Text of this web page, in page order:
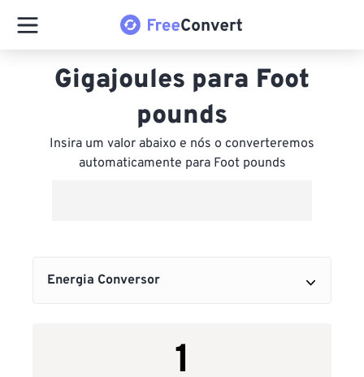
Gigajoules para Foot
pounds
Insira um valor abaixo e nós o converteremos
automaticamente para Foot pounds